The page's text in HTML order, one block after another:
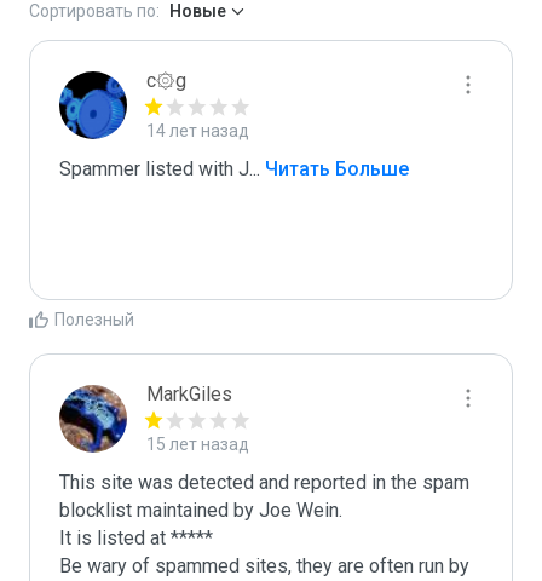
Сортировать по: Новые
c۞g
14 лет назад
Spammer listed with J... Читать Больше
Полезный
MarkGiles
15 лет назад
This site was detected and reported in the spam
blocklist maintained by Joe Wein.
It is listed at *****
Be wary of spammed sites, they are often run by